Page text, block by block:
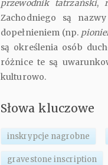
przewodnik tatrzański,
Zachodniego są
dopełnieniem (np.
są określenia osób
różnice te są
kulturowo.
Słowa kluczowe
inskrypcje nagrobne
gravestone inscription